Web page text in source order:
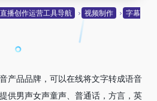
播创作运营工具导航 视频制作
字幕
产品品牌，可以在线将文字转成语音
供男声女声童声、普通话，方言，英